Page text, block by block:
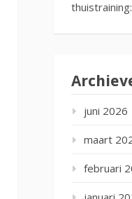
juni 2026
maart
februari